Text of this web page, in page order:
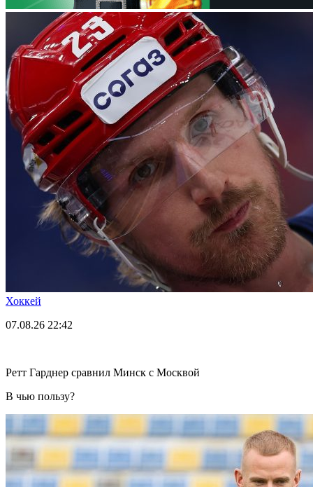
Хоккей
07.08.26 22:42
Ретт Гарднер сравнил Минск с Москвой
В чью пользу?